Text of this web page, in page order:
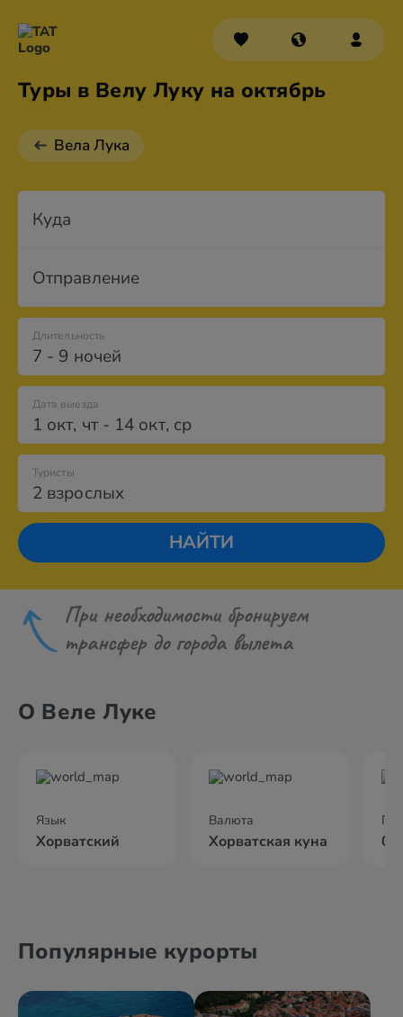
Туры в Велу Луку на октябрь
Вела Лука
Куда
Отправление
7 - 9 ночей
Длительность
Дата выезда
1 окт, чт- 14 окт, ср
2 взрослых
Туристы
НАЙТИ
При необходимости бронируем
трансфер до города вылета
О Веле Луке
Язык
Хорватский
Валюта
Хорватская куна
Популярные курорты